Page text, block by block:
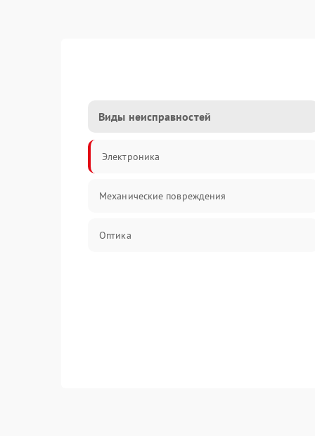
Виды неисправностей
Электроника
Механические повреждения
Оптика